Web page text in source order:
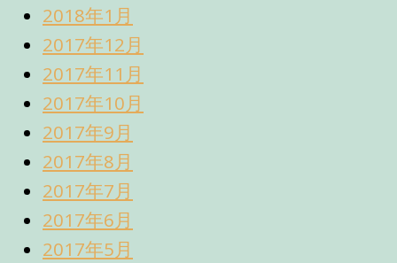
2018年1月
2017年12月
2017年11月
2017年10月
2017年9月
2017年8月
2017年7月
2017年6月
2017年5月